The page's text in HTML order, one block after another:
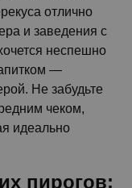
отлично
и заведения с
неспешно
—
Не забудьте
чеком,
идеально
пирогов: